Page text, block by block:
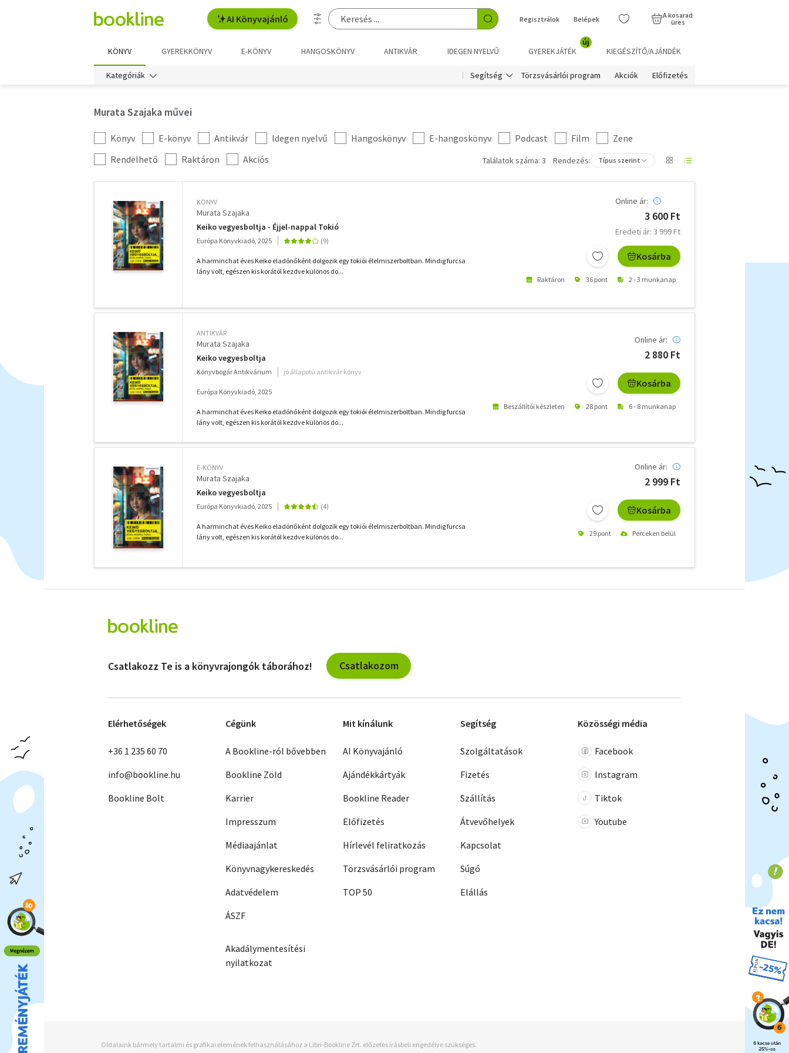
AI Könyvajánló Regisztrálok Belépek
A kosarad
üres
KÖNYV GYEREKKÖNYV E-KÖNYV HANGOSKÖNYV ANTIKVÁR IDEGEN NYELVŰ GYEREKJÁTÉK
új
KIEGÉSZÍTŐ/AJÁNDÉK
Kategóriák Segítség Törzsvásárlói program Akciók Előfizetés
Murata Szajaka művei
Kategória
szűrés
Könyv E-könyv Antikvár Idegen nyelvű Hangoskönyv E-hangoskönyv Podcast Film
Zene
További
szűrők
Rendelhető Raktáron Akciós Találatok száma: 3 Rendezés: Típus szerint
KÖNYV
Murata Szajaka
Keiko vegyesboltja - Éjjel-nappal Tokió
Európa Könyvkiadó, 2025
A harminchat éves Keiko eladónőként dolgozik egy tokiói élelmiszerboltban. Mindig furcsa
lány volt, egészen kis korától kezdve különös do...
Online ár:
3 600 Ft
Eredeti ár: 3 999 Ft
Kosárba
Raktáron 36 pont 2 - 3 munkanap
ANTIKVÁR
Murata Szajaka
Keiko vegyesboltja
Könyvbogár Antikvárium jó állapotú antikvár könyv
Európa Könyvkiadó, 2025
A harminchat éves Keiko eladónőként dolgozik egy tokiói élelmiszerboltban. Mindig furcsa
lány volt, egészen kis korától kezdve különös do...
Online ár:
2 880 Ft
Kosárba
Beszállítói készleten 28 pont 6 - 8 munkanap
E-KÖNYV
Murata Szajaka
Keiko vegyesboltja
Európa Könyvkiadó, 2025
A harminchat éves Keiko eladónőként dolgozik egy tokiói élelmiszerboltban. Mindig furcsa
lány volt, egészen kis korától kezdve különös do...
Online ár:
2 999 Ft
Kosárba
29 pont Perceken belül
szűrők
Csatlakozz Te is a könyvrajongók táborához! Csatlakozom
Elérhetőségek
+36 1 235 60 70
info@bookline.hu
Bookline Bolt
Cégünk
A Bookline-ról bővebben
Bookline Zöld
Karrier
Impresszum
Médiaajánlat
Könyvnagykereskedés
Adatvédelem
ÁSZF
Akadálymentesítési
nyilatkozat
Mit kínálunk
AI Könyvajánló
Ajándékkártyák
Bookline Reader
Előfizetés
Hírlevél feliratkozás
Törzsvásárlói program
TOP 50
Segítség
Szolgáltatások
Fizetés
Szállítás
Átvevőhelyek
Kapcsolat
Súgó
Elállás
Közösségi média
Facebook
Instagram
Tiktok
Youtube
Oldalaink bármely tartalmi és grafikai elemének felhasználásához a Libri-Bookline Zrt. előzetes írásbeli engedélye szükséges.